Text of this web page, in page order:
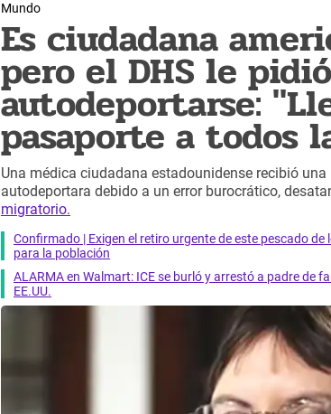
Mundo
Es ciudadana
pero el DHS le pidió
autodeportarse:
pasaporte a todos
Una médica ciudadana estadounidense recibió
autodeportara debido a un error burocrático,
migratorio.
Confirmado | Exigen el retiro urgente de este pescado
para la población
ALARMA en Walmart: ICE se burló y arrestó a padre de
EE.UU.